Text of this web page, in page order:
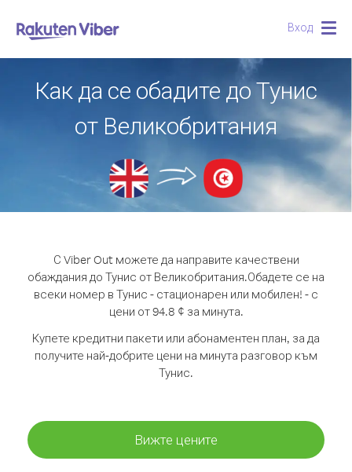
Вход
Как да се обадите до Тунис
от Великобритания
С Viber Out можете да направите качествени
обаждания до Тунис от Великобритания.Обадете се на
всеки номер в Тунис - стационарен или мобилен! - с
цени от 94.8 ¢ за минута.
Купете кредитни пакети или абонаментен план, за да
получите най-добрите цени на минута разговор към
Тунис.
Вижте цените